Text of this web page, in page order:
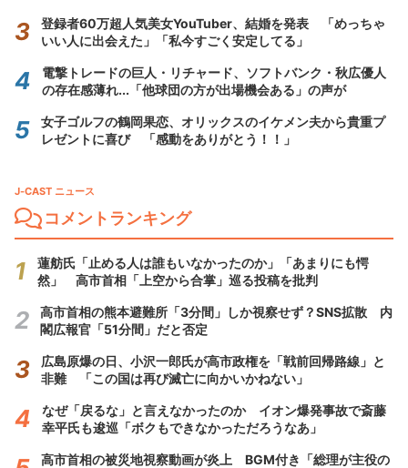
登録者60万超人気美女YouTuber、結婚を発表 「めっちゃ
いい人に出会えた」「私今すごく安定してる」
電撃トレードの巨人・リチャード、ソフトバンク・秋広優人
の存在感薄れ...「他球団の方が出場機会ある」の声が
女子ゴルフの鶴岡果恋、オリックスのイケメン夫から貴重プ
レゼントに喜び 「感動をありがとう！！」
J-CAST ニュース
コメントランキング
蓮舫氏「止める人は誰もいなかったのか」「あまりにも愕
然」 高市首相「上空から合掌」巡る投稿を批判
高市首相の熊本避難所「3分間」しか視察せず？SNS拡散 内
閣広報官「51分間」だと否定
広島原爆の日、小沢一郎氏が高市政権を「戦前回帰路線」と
非難 「この国は再び滅亡に向かいかねない」
なぜ「戻るな」と言えなかったのか イオン爆発事故で斎藤
幸平氏も逡巡「ボクもできなかっただろうなあ」
高市首相の被災地視察動画が炎上 BGM付き「総理が主役の